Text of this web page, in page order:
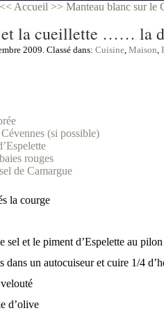
<< Accueil >> Manteau blanc sur le
et la cueillette …… la
2009. Classé dans: Cuisine, Maison,
(si possible)
rouges
de Camargue
la courge
sel et le piment d’Espelette au pilon
dans un autocuiseur et cuire 1/4
d’olive